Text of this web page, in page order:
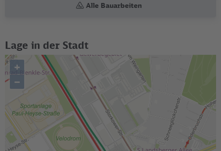
Alle Bauarbeiten
Lage in der Stadt
+
–